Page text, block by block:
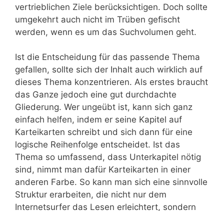
vertrieblichen Ziele berücksichtigen. Doch sollte
umgekehrt auch nicht im Trüben gefischt
werden, wenn es um das Suchvolumen geht.
Ist die Entscheidung für das passende Thema
gefallen, sollte sich der Inhalt auch wirklich auf
dieses Thema konzentrieren. Als erstes braucht
das Ganze jedoch eine gut durchdachte
Gliederung. Wer ungeübt ist, kann sich ganz
einfach helfen, indem er seine Kapitel auf
Karteikarten schreibt und sich dann für eine
logische Reihenfolge entscheidet. Ist das
Thema so umfassend, dass Unterkapitel nötig
sind, nimmt man dafür Karteikarten in einer
anderen Farbe. So kann man sich eine sinnvolle
Struktur erarbeiten, die nicht nur dem
Internetsurfer das Lesen erleichtert, sondern